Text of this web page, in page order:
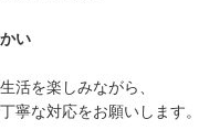
い
活を楽しみながら、
寧な対応をお願いします。